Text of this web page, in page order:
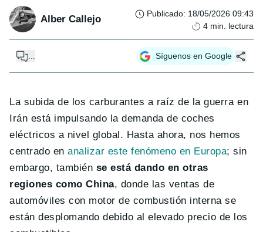
Alber Callejo Publicado: 18/05/2026 09:43
4 min. lectura
... Síguenos en Google
La subida de los carburantes a raíz de la guerra en
Irán está impulsando la demanda de coches
eléctricos a nivel global. Hasta ahora, nos hemos
centrado enanalizar este fenómeno en Europa; sin
embargo, también se está dando en otras
regiones como China, donde las ventas de
automóviles con motor de combustión interna se
están desplomando debido al elevado precio de los